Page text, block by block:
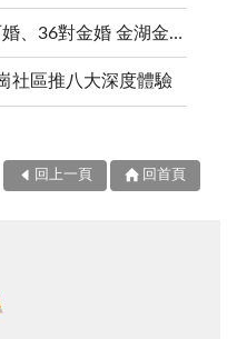
5對白金婚、11對鑽石婚、36對金婚 金湖金沙夫妻共享榮耀時刻 陳福海表揚金鑽婚夫妻 向半世紀相守家庭典範致敬
社區推八大深度體驗
回上一頁 回首頁